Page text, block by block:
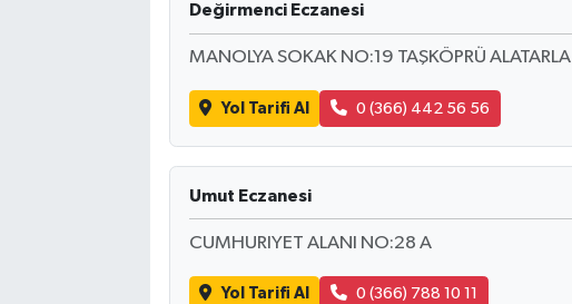
Değirmenci Eczanesi
MANOLYA SOKAK NO:19 TAŞKÖPRÜ ALATARLA
Yol Tarifi Al 0 (366) 442 56 56
Umut Eczanesi
CUMHURIYET ALANI NO:28 A
Yol Tarifi Al 0 (366) 788 10 11